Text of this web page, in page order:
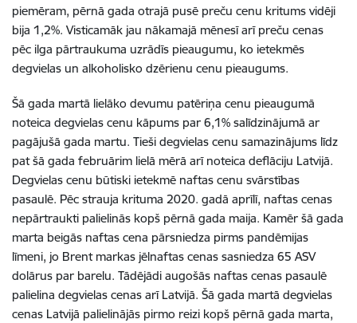
piemēram, pērnā gada otrajā pusē preču cenu kritums vidēji
bija 1,2%. Visticamāk jau nākamajā mēnesī arī preču cenas
pēc ilga pārtraukuma uzrādīs pieaugumu, ko ietekmēs
degvielas un alkoholisko dzērienu cenu pieaugums.
Šā gada martā lielāko devumu patēriņa cenu pieaugumā
noteica degvielas cenu kāpums par 6,1% salīdzinājumā ar
pagājušā gada martu. Tieši degvielas cenu samazinājums līdz
pat šā gada februārim lielā mērā arī noteica deflāciju Latvijā.
Degvielas cenu būtiski ietekmē naftas cenu svārstības
pasaulē. Pēc strauja krituma 2020. gadā aprīlī, naftas cenas
nepārtraukti palielinās kopš pērnā gada maija. Kamēr šā gada
marta beigās naftas cena pārsniedza pirms pandēmijas
līmeni, jo Brent markas jēlnaftas cenas sasniedza 65 ASV
dolārus par barelu. Tādējādi augošās naftas cenas pasaulē
palielina degvielas cenas arī Latvijā. Šā gada martā degvielas
cenas Latvijā palielinājās pirmo reizi kopš pērnā gada marta,